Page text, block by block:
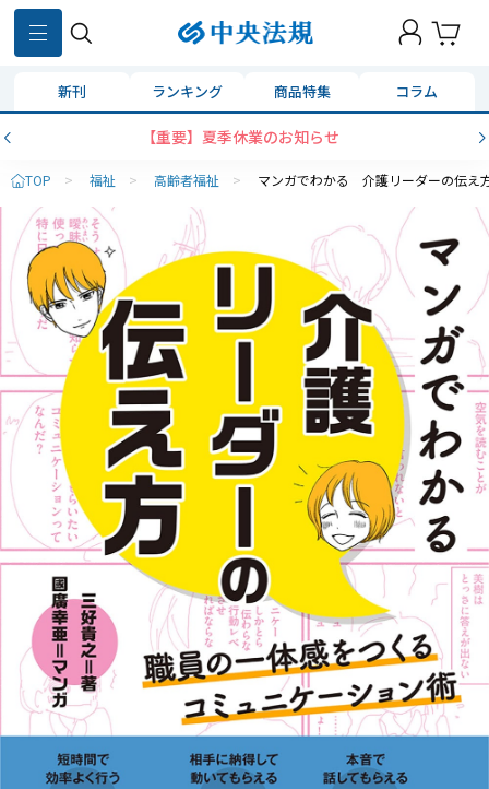
新刊 ランキング 商品特集 コラム
【重要】夏季休業のお知らせ
TOP > 福祉 > 高齢者福祉 > マンガでわかる 介護リーダーの伝え